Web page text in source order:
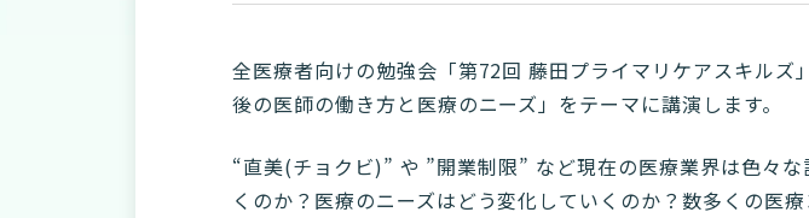
全医療者向けの勉強会「第72回 藤田プライマリケアスキル
後の医師の働き方と医療のニーズ」をテーマに講演します。
“直美(チョクビ)” や ”開業制限” など現在の医療業界は色々
くのか？医療のニーズはどう変化していくのか？数多くの医